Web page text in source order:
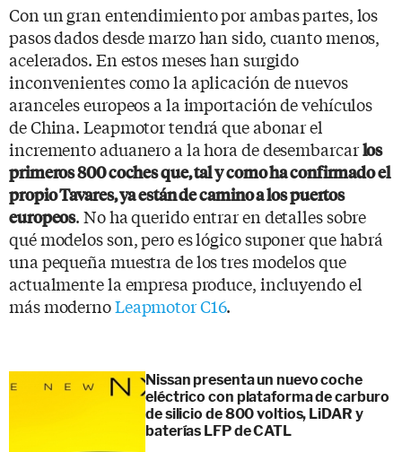
Con un gran entendimiento por ambas partes, los
pasos dados desde marzo han sido, cuanto menos,
acelerados. En estos meses han surgido
inconvenientes como la aplicación de nuevos
aranceles europeos a la importación de vehículos
de China. Leapmotor tendrá que abonar el
incremento aduanero a la hora de desembarcarlos
primeros 800 coches que, tal y como ha confirmado el
propio Tavares, ya están de camino a los puertos
europeos. No ha querido entrar en detalles sobre
qué modelos son, pero es lógico suponer que habrá
una pequeña muestra de los tres modelos que
actualmente la empresa produce, incluyendo el
más modernoLeapmotor C16.
Nissan presenta un nuevo coche
eléctrico con plataforma de carburo
de silicio de 800 voltios, LiDAR y
baterías LFP de CATL